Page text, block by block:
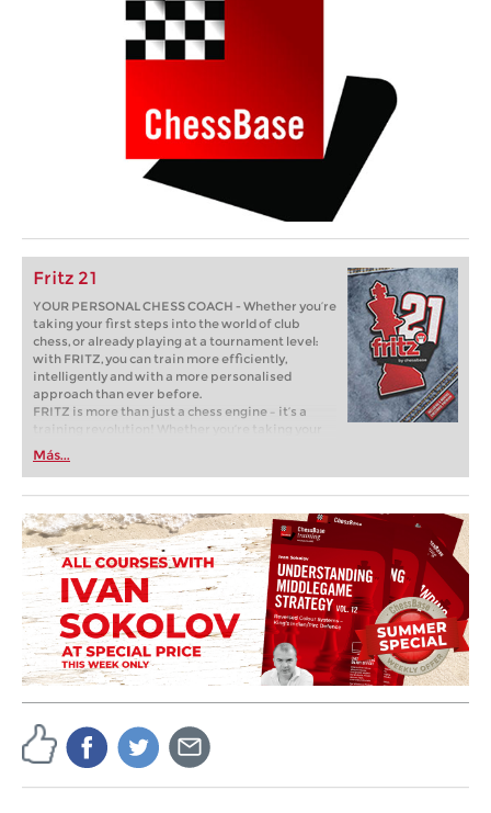
Fritz 21
YOUR PERSONAL CHESS COACH - Whether you’re
taking your first steps into the world of club
chess, or already playing at a tournament level:
with FRITZ, you can train more efficiently,
intelligently and with a more personalised
approach than ever before.
FRITZ is more than just a chess engine – it’s a
training revolution! Whether you’re taking your
first steps into the world of club chess, or already
playing at a tournament level: with FRITZ, you can
train more efficiently, intelligently and with a
more personalised approach than ever before.
Más...